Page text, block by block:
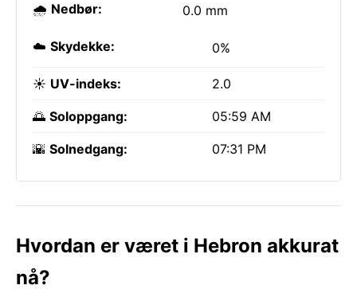
🌧️ Nedbør: 0.0 mm
☁️ Skydekke: 0%
☀️ UV-indeks: 2.0
🌅 Soloppgang: 05:59 AM
🌇 Solnedgang: 07:31 PM
Hvordan er været i Hebron akkurat
nå?